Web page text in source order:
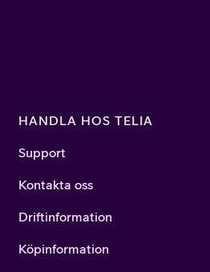
HANDLA HOS TELIA
Support
Kontakta oss
Driftinformation
Köpinformation